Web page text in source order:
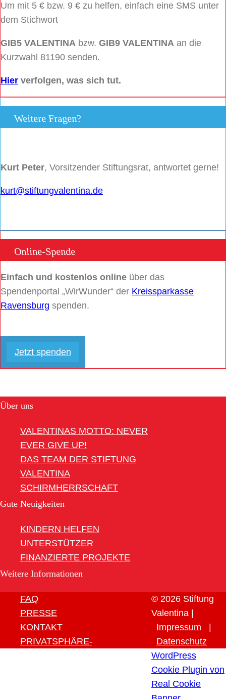
Um mit 5 € bzw. 9 € zu helfen, einfach eine SMS unter
dem Stichwort
GIB5 VALENTINA bzw. GIB9 VALENTINA an die
Kurzwahl 81190 senden.
Hier verfolgen, was sich tut.
Weitere Fragen?
Kurt Peter, Vorsitzender Stiftungsrat, antwortet gerne!
kurt@stiftungvalentina.de
Online-Spende
Einfach und kostenlos online über das
Spendenportal „WirWunder“ der Kreissparkasse
Ravensburg spenden.
Jetzt spenden
Über uns
VALENTINAS MOTTO: NEVER
EVER GIVE UP!
DAS TEAM DER STIFTUNG
VALENTINA
SCHIRMHERRSCHAFT
Gute Neuigkeiten
KINDERN HELFEN
UNTERSTÜTZER
FINANZIERTE PROJEKTE
Weitere Informationen
FAQ
PRESSE
KONTAKT
PRIVATSPHÄRE-
© 2026 Stiftung
Valentina |
Impressum
Datenschutz
WordPress
Cookie Plugin von
Real Cookie